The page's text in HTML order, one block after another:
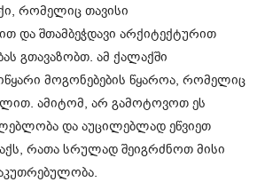
რომელიც თავისი
და შთამბეჭდავი არქიტექტურით
გთავაზობთ. ამ ქალაქში
მოგონებების წყაროა, რომელიც
ამიტომ, არ გამოტოვოთ ეს
და აუცილებლად ეწვიეთ
რათა სრულად შეიგრძნოთ მისი